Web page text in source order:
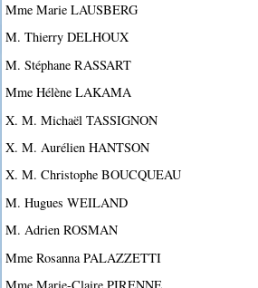
Mme Marie LAUSBERG
M. Thierry DELHOUX
M. Stéphane RASSART
Mme Hélène LAKAMA
X. M. Michaël TASSIGNON
X. M. Aurélien HANTSON
X. M. Christophe BOUCQUEAU
M. Hugues WEILAND
M. Adrien ROSMAN
Mme Rosanna PALAZZETTI